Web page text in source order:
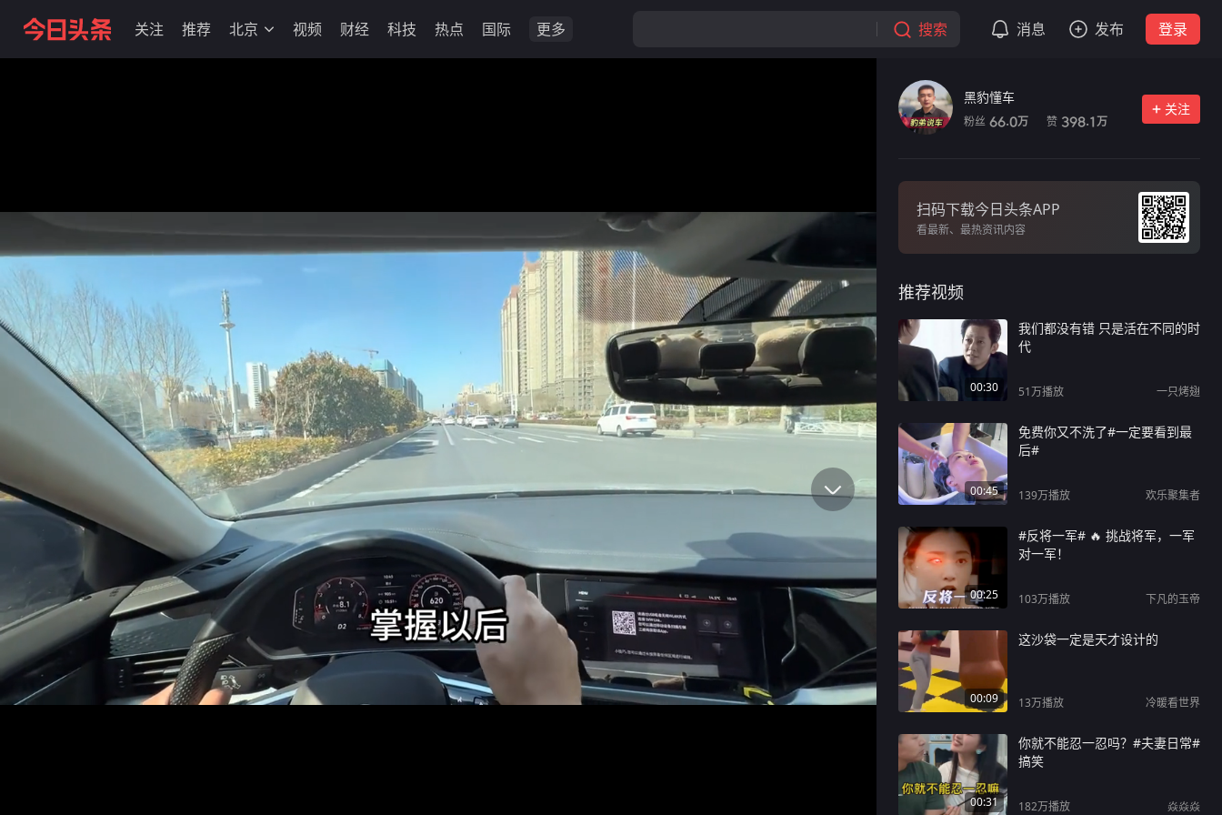
关注 推荐 北京 视频 财经 科技 热点 国际 更多 搜索 消息 发布 登录
黑豹懂车
粉丝 66.0万 赞 398.1万
关注
扫码下载今日头条APP
看最新、最热资讯内容
推荐视频
00:30
我们都没有错 只是活在不同的时
代
51万播放 一只烤翅
00:45
免费你又不洗了#一定要看到最
后#
139万播放 欢乐聚集者
00:25
#反将一军# 🔥 挑战将军，一军
对一军！
103万播放 下凡的玉帝
00:09
这沙袋一定是天才设计的
13万播放 冷暖看世界
00:31
你就不能忍一忍吗？#夫妻日常#
搞笑
182万播放 焱焱焱